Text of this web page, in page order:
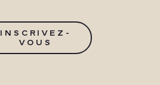
INSCRIVEZ-
VOUS